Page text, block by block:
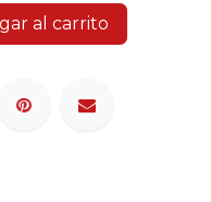
al carrito